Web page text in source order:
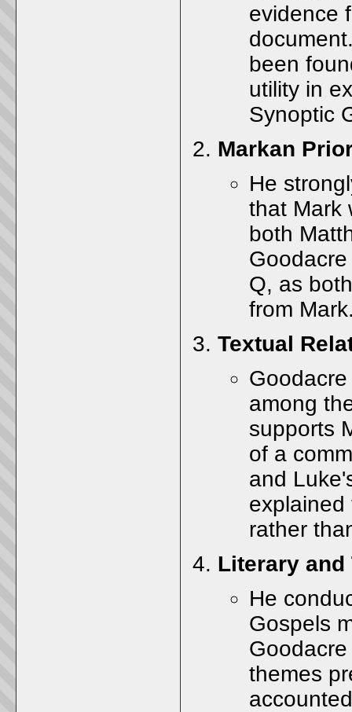
evidence
been
utility in
Synoptic
Markan
He
that Mark
both
Q, as
from
Textual
among
supports
of a
and
explained
rather
Literary
He
Gospels
themes